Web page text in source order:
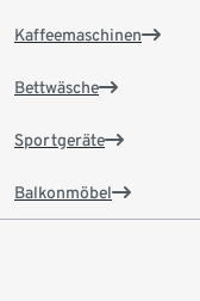
Kaffeemaschinen
Bettwäsche
Sportgeräte
Balkonmöbel